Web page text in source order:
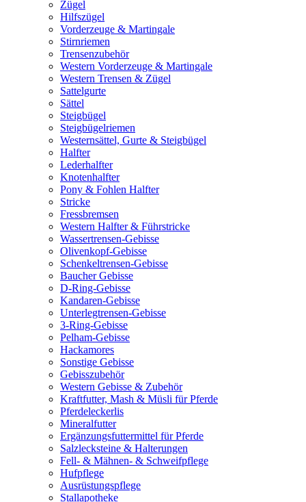
Zügel
Hilfszügel
Vorderzeuge & Martingale
Stirnriemen
Trensenzubehör
Western Vorderzeuge & Martingale
Western Trensen & Zügel
Sattelgurte
Sättel
Steigbügel
Steigbügelriemen
Westernsättel, Gurte & Steigbügel
Halfter
Lederhalfter
Knotenhalfter
Pony & Fohlen Halfter
Stricke
Fressbremsen
Western Halfter & Führstricke
Wassertrensen-Gebisse
Olivenkopf-Gebisse
Schenkeltrensen-Gebisse
Baucher Gebisse
D-Ring-Gebisse
Kandaren-Gebisse
Unterlegtrensen-Gebisse
3-Ring-Gebisse
Pelham-Gebisse
Hackamores
Sonstige Gebisse
Gebisszubehör
Western Gebisse & Zubehör
Kraftfutter, Mash & Müsli für Pferde
Pferdeleckerlis
Mineralfutter
Ergänzungsfuttermittel für Pferde
Salzlecksteine & Halterungen
Fell- & Mähnen- & Schweifpflege
Hufpflege
Ausrüstungspflege
Stallapotheke